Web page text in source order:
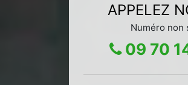
APPELEZ
Numéro non
09 70